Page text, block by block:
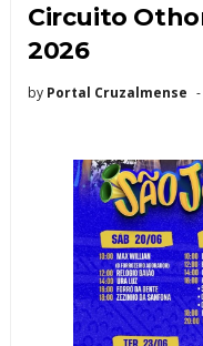
Circuito
2026
by Portal Cruzalmense